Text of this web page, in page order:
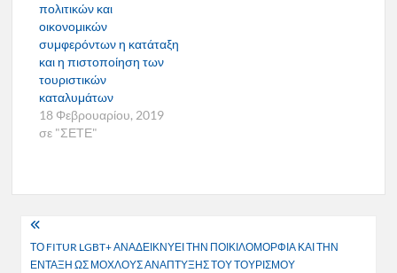
πολιτικών και
οικονομικών
συμφερόντων η κατάταξη
και η πιστοποίηση των
τουριστικών
καταλυμάτων
18 Φεβρουαρίου, 2019
σε "ΣΕΤΕ"
Πλοήγηση
άρθρων
ΤΟ FITUR LGBT+ ΑΝΑΔΕΙΚΝΥΕΙ ΤΗΝ ΠΟΙΚΙΛΟΜΟΡΦΙΑ ΚΑΙ ΤΗΝ
ΕΝΤΑΞΗ ΩΣ ΜΟΧΛΟΥΣ ΑΝΑΠΤΥΞΗΣ ΤΟΥ ΤΟΥΡΙΣΜΟΥ